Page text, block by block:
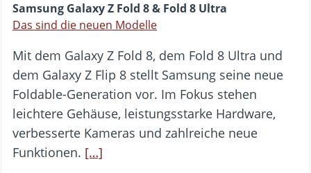
Samsung Galaxy Z Fold 8 & Fold 8 Ultra
Das sind die neuen Modelle
Mit dem Galaxy Z Fold 8, dem Fold 8 Ultra und
dem Galaxy Z Flip 8 stellt Samsung seine neue
Foldable-Generation vor. Im Fokus stehen
leichtere Gehäuse, leistungsstarke Hardware,
verbesserte Kameras und zahlreiche neue
Funktionen. […]